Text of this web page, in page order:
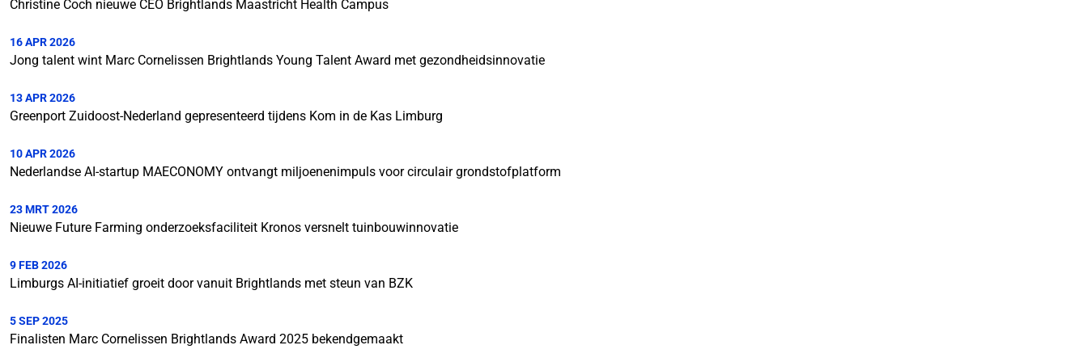
Christine Coch nieuwe CEO Brightlands Maastricht Health Campus
16 APR 2026
Jong talent wint Marc Cornelissen Brightlands Young Talent Award met gezondheidsinnovatie
13 APR 2026
Greenport Zuidoost-Nederland gepresenteerd tijdens Kom in de Kas Limburg
10 APR 2026
Nederlandse AI-startup MAECONOMY ontvangt miljoenenimpuls voor circulair grondstofplatform
23 MRT 2026
Nieuwe Future Farming onderzoeksfaciliteit Kronos versnelt tuinbouwinnovatie
9 FEB 2026
Limburgs AI-initiatief groeit door vanuit Brightlands met steun van BZK
5 SEP 2025
Finalisten Marc Cornelissen Brightlands Award 2025 bekendgemaakt